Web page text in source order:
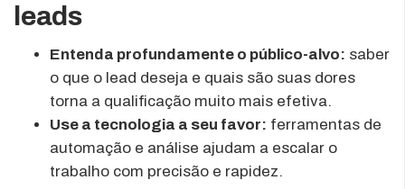
leads
Entenda profundamente o público-alvo: saber
o que o lead deseja e quais são suas dores
torna a qualificação muito mais efetiva.
Use a tecnologia a seu favor: ferramentas de
automação e análise ajudam a escalar o
trabalho com precisão e rapidez.